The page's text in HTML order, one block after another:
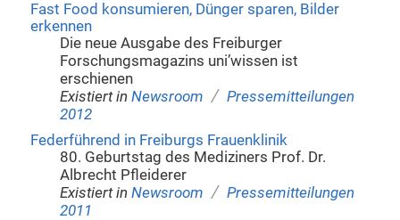
Fast Food konsumieren, Dünger sparen, Bilder
erkennen
Die neue Ausgabe des Freiburger
Forschungsmagazins uni’wissen ist
erschienen
Existiert in Newsroom / Pressemitteilungen
2012
Federführend in Freiburgs Frauenklinik
80. Geburtstag des Mediziners Prof. Dr.
Albrecht Pfleiderer
Existiert in Newsroom / Pressemitteilungen
2011